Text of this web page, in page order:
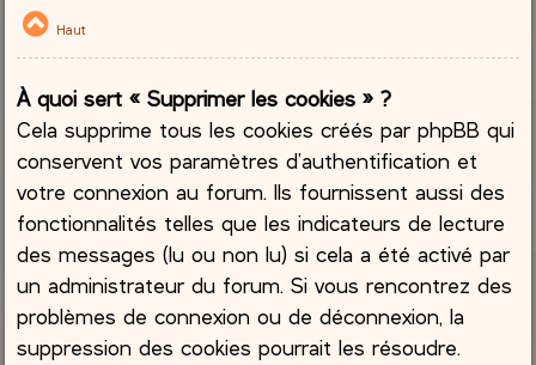
Haut
À quoi sert « Supprimer les cookies » ?
Cela supprime tous les cookies créés par phpBB qui
conservent vos paramètres d’authentification et
votre connexion au forum. Ils fournissent aussi des
fonctionnalités telles que les indicateurs de lecture
des messages (lu ou non lu) si cela a été activé par
un administrateur du forum. Si vous rencontrez des
problèmes de connexion ou de déconnexion, la
suppression des cookies pourrait les résoudre.